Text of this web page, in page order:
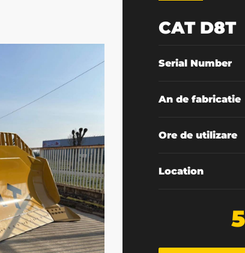
CAT D8T
Serial Number
An de fabricatie
Ore de utilizare
Location